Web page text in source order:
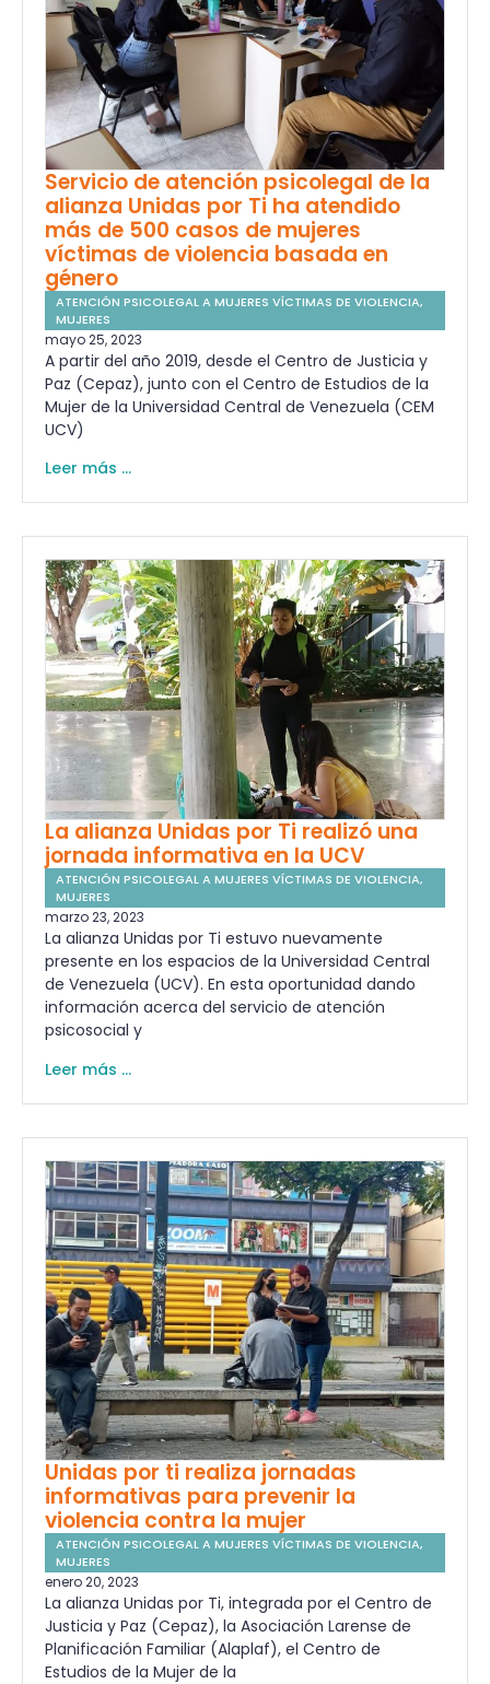
Servicio de atención psicolegal de la
alianza Unidas por Ti ha atendido
más de 500 casos de mujeres
víctimas de violencia basada en
género
ATENCIÓN PSICOLEGAL A MUJERES VÍCTIMAS DE VIOLENCIA,
MUJERES
mayo 25, 2023
A partir del año 2019, desde el Centro de Justicia y
Paz (Cepaz), junto con el Centro de Estudios de la
Mujer de la Universidad Central de Venezuela (CEM
UCV)
Leer más ...
La alianza Unidas por Ti realizó una
jornada informativa en la UCV
ATENCIÓN PSICOLEGAL A MUJERES VÍCTIMAS DE VIOLENCIA,
MUJERES
marzo 23, 2023
La alianza Unidas por Ti estuvo nuevamente
presente en los espacios de la Universidad Central
de Venezuela (UCV). En esta oportunidad dando
información acerca del servicio de atención
psicosocial y
Leer más ...
Unidas por ti realiza jornadas
informativas para prevenir la
violencia contra la mujer
ATENCIÓN PSICOLEGAL A MUJERES VÍCTIMAS DE VIOLENCIA,
MUJERES
enero 20, 2023
La alianza Unidas por Ti, integrada por el Centro de
Justicia y Paz (Cepaz), la Asociación Larense de
Planificación Familiar (Alaplaf), el Centro de
Estudios de la Mujer de la